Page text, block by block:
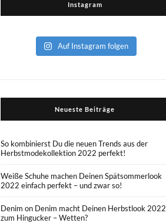
Instagram
Auf Instagram folgen
Neueste Beiträge
So kombinierst Du die neuen Trends aus der
Herbstmodekollektion 2022 perfekt!
Weiße Schuhe machen Deinen Spätsommerlook
2022 einfach perfekt – und zwar so!
Denim on Denim macht Deinen Herbstlook 2022
zum Hingucker – Wetten?